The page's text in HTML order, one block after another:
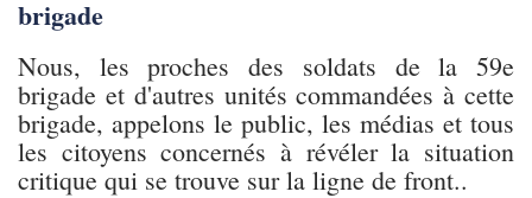
brigade
Nous, les proches des soldats de la 59e
brigade et d'autres unités commandées à cette
brigade, appelons le public, les médias et tous
les citoyens concernés à révéler la situation
critique qui se trouve sur la ligne de front..